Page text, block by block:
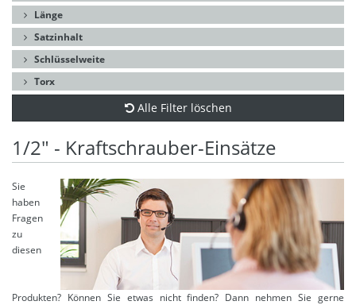
Länge
Satzinhalt
Schlüsselweite
Torx
Alle Filter löschen
1/2" - Kraftschrauber-Einsätze
Sie
haben
Fragen
zu
diesen
Produkten? Können Sie etwas nicht finden? Dann nehmen Sie gerne